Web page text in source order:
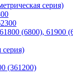
серия)
(6800), 61900
(361200)